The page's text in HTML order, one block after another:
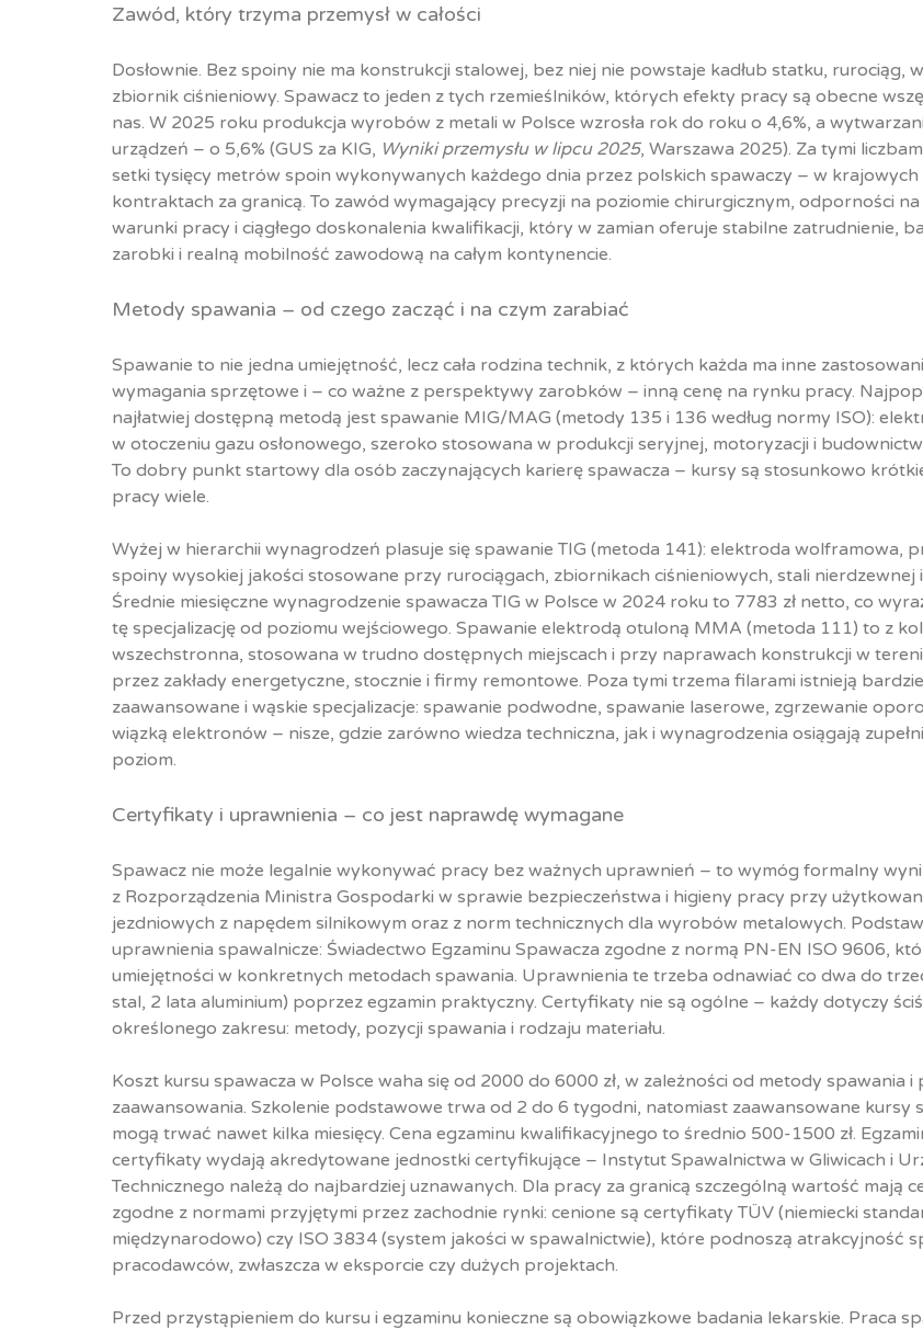
Zawód, który trzyma przemysł w całości
Dosłownie. Bez spoiny nie ma konstrukcji stalowej, bez niej nie powstaje kadłub statku, rurociąg,
zbiornik ciśnieniowy. Spawacz to jeden z tych rzemieślników, których efekty pracy są obecne
nas. W 2025 roku produkcja wyrobów z metali w Polsce wzrosła rok do roku o 4,6%, a
urządzeń – o 5,6% (GUS za KIG, Wyniki przemysłu w lipcu 2025, Warszawa 2025). Za tymi
setki tysięcy metrów spoin wykonywanych każdego dnia przez polskich spawaczy – w krajowych
kontraktach za granicą. To zawód wymagający precyzji na poziomie chirurgicznym, odporności
warunki pracy i ciągłego doskonalenia kwalifikacji, który w zamian oferuje stabilne zatrudnienie,
zarobki i realną mobilność zawodową na całym kontynencie.
Metody spawania – od czego zacząć i na czym zarabiać
Spawanie to nie jedna umiejętność, lecz cała rodzina technik, z których każda ma inne
wymagania sprzętowe i – co ważne z perspektywy zarobków – inną cenę na rynku pracy.
najłatwiej dostępną metodą jest spawanie MIG/MAG (metody 135 i 136 według normy ISO):
w otoczeniu gazu osłonowego, szeroko stosowana w produkcji seryjnej, motoryzacji i
To dobry punkt startowy dla osób zaczynających karierę spawacza – kursy są stosunkowo
pracy wiele.
Wyżej w hierarchii wynagrodzeń plasuje się spawanie TIG (metoda 141): elektroda wolframowa,
spoiny wysokiej jakości stosowane przy rurociągach, zbiornikach ciśnieniowych, stali nierdzewnej i
Średnie miesięczne wynagrodzenie spawacza TIG w Polsce w 2024 roku to 7783 zł netto, co
tę specjalizację od poziomu wejściowego. Spawanie elektrodą otuloną MMA (metoda 111) to z
wszechstronna, stosowana w trudno dostępnych miejscach i przy naprawach konstrukcji w
przez zakłady energetyczne, stocznie i firmy remontowe. Poza tymi trzema filarami istnieją
zaawansowane i wąskie specjalizacje: spawanie podwodne, spawanie laserowe, zgrzewanie
wiązką elektronów – nisze, gdzie zarówno wiedza techniczna, jak i wynagrodzenia osiągają
poziom.
Certyfikaty i uprawnienia – co jest naprawdę wymagane
Spawacz nie może legalnie wykonywać pracy bez ważnych uprawnień – to wymóg formalny
z Rozporządzenia Ministra Gospodarki w sprawie bezpieczeństwa i higieny pracy przy
jezdniowych z napędem silnikowym oraz z norm technicznych dla wyrobów metalowych.
uprawnienia spawalnicze: Świadectwo Egzaminu Spawacza zgodne z normą PN-EN ISO 9606,
umiejętności w konkretnych metodach spawania. Uprawnienia te trzeba odnawiać co dwa do
stal, 2 lata aluminium) poprzez egzamin praktyczny. Certyfikaty nie są ogólne – każdy dotyczy
określonego zakresu: metody, pozycji spawania i rodzaju materiału.
Koszt kursu spawacza w Polsce waha się od 2000 do 6000 zł, w zależności od metody spawania i
zaawansowania. Szkolenie podstawowe trwa od 2 do 6 tygodni, natomiast zaawansowane kursy
mogą trwać nawet kilka miesięcy. Cena egzaminu kwalifikacyjnego to średnio 500-1500 zł.
certyfikaty wydają akredytowane jednostki certyfikujące – Instytut Spawalnictwa w Gliwicach i
Technicznego należą do najbardziej uznawanych. Dla pracy za granicą szczególną wartość mają
zgodne z normami przyjętymi przez zachodnie rynki: cenione są certyfikaty TÜV (niemiecki
międzynarodowo) czy ISO 3834 (system jakości w spawalnictwie), które podnoszą atrakcyjność
pracodawców, zwłaszcza w eksporcie czy dużych projektach.
Przed przystąpieniem do kursu i egzaminu konieczne są obowiązkowe badania lekarskie. Praca